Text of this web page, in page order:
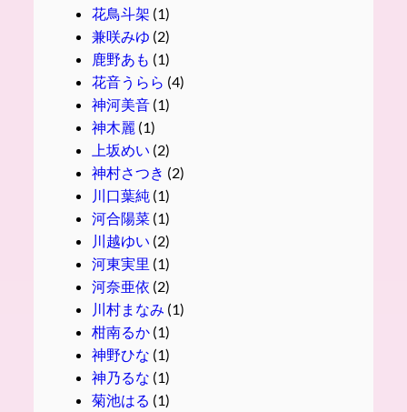
花鳥斗架 (1)
兼咲みゆ (2)
鹿野あも (1)
花音うらら (4)
神河美音(1)
神木麗 (1)
上坂めい (2)
神村さつき (2)
川口葉純(1)
河合陽菜(1)
川越ゆい (2)
河東実里 (1)
河奈亜依 (2)
川村まなみ (1)
柑南るか(1)
神野ひな (1)
神乃るな (1)
菊池はる (1)